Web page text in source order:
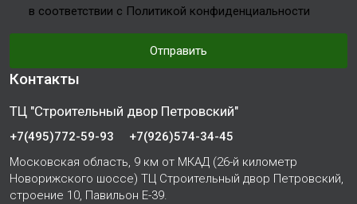
в соответствии с Политикой конфиденциальности
Отправить
Контакты
ТЦ "Строительный двор Петровский"
+7(495)772-59-93
+7(926)574-34-45
Московская область, 9 км от МКАД (26-й километр
Новорижского шоссе) ТЦ Строительный двор Петровский,
строение 10, Павильон Е-39.